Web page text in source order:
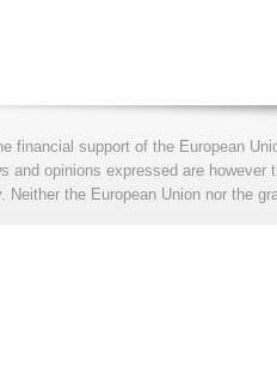
financial support of the European
and opinions expressed are
Neither the European Union nor the